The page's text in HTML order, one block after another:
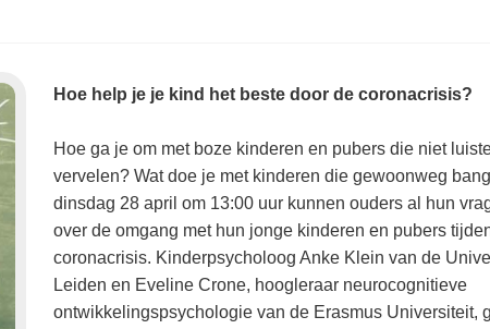
Hoe help je je kind het beste door de coronacrisis?
Hoe ga je om met boze kinderen en pubers die niet
vervelen? Wat doe je met kinderen die gewoonweg
dinsdag 28 april om 13:00 uur kunnen ouders al hun
over de omgang met hun jonge kinderen en pubers
coronacrisis. Kinderpsycholoog Anke Klein van de
Leiden en Eveline Crone, hoogleraar neurocognitieve
ontwikkelingspsychologie van de Erasmus Universiteit,